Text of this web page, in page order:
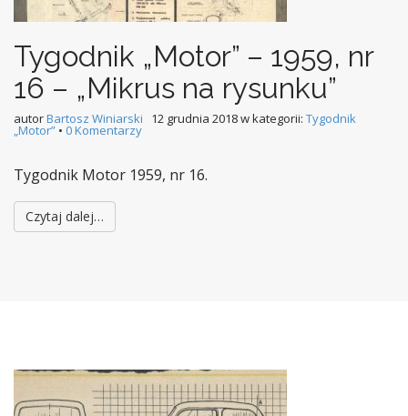
Tygodnik „Motor” – 1959, nr
16 – „Mikrus na rysunku”
autorBartosz Winiarski 12 grudnia 2018w kategorii: Tygodnik
„Motor” • 0 Komentarzy
Tygodnik Motor 1959, nr 16.
Czytaj dalej…